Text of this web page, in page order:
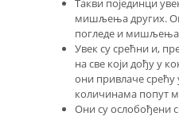
Такви појединци
мишљења других.
погледе и
Увек су срећни и,
на све који дођу у
они привлаче
количинама попут
Они су ослобођени